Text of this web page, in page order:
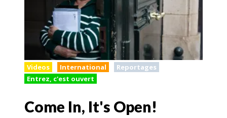
Videos International
Reportages
Entrez, c'est ouvert
Come In, It's Open!